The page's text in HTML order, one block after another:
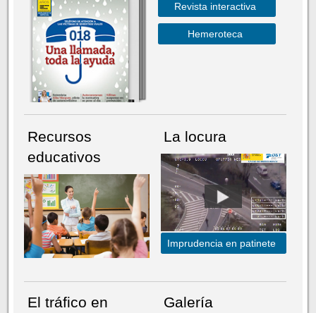
Revista interactiva
Hemeroteca
Recursos
educativos
La locura
Imprudencia en patinete
El tráfico en
Galería